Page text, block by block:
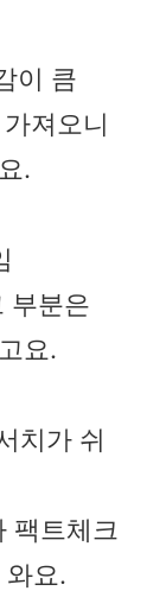
이 큼
져오니
.
부분은
요.
치가 쉬
팩트체크
와요.